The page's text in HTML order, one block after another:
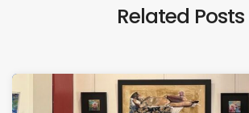
Related Posts